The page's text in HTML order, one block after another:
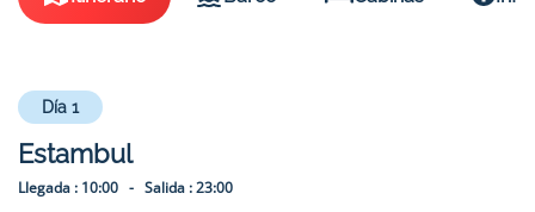
Día 1
Estambul
Llegada : 10:00 - Salida :23:00